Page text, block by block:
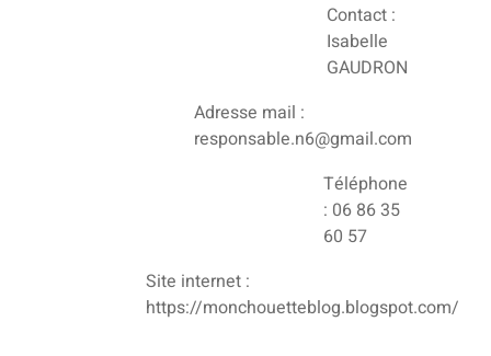
Contact :
Isabelle
GAUDRON
Adresse mail :
responsable.n6@gmail.com
Téléphone
: 06 86 35
60 57
Site internet :
https://monchouetteblog.blogspot.com/